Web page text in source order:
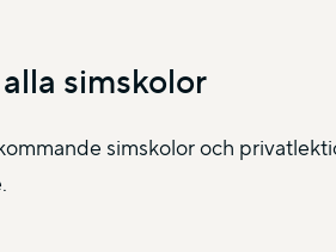
simskolor
simskolor och